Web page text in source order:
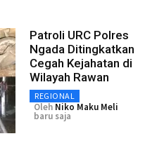
Patroli URC Polres
Ngada Ditingkatkan
Cegah Kejahatan di
Wilayah Rawan
REGIONAL
Oleh Niko Maku Meli
baru saja